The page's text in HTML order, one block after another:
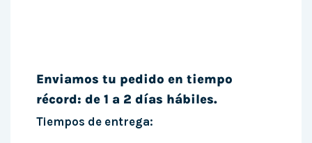
Enviamos tu pedido en tiempo
récord: de 1 a 2 días hábiles.
Tiempos de entrega: